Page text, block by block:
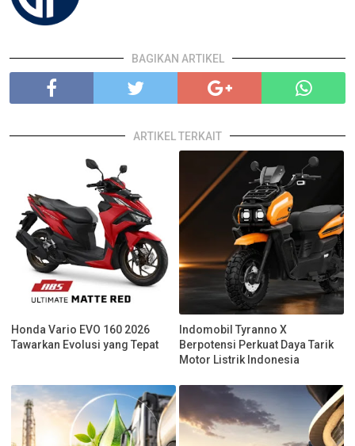
BAGIKAN ARTIKEL
ARTIKEL TERKAIT
Honda Vario EVO 160 2026
Tawarkan Evolusi yang Tepat
Indomobil Tyranno X
Berpotensi Perkuat Daya Tarik
Motor Listrik Indonesia